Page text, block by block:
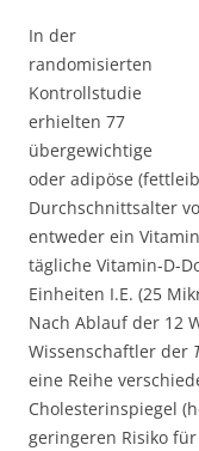
In der
randomisierten
Kontrollstudie
erhielten 77
übergewichtige
oder adipöse
Durchschnittsalter
entweder ein
tägliche Vitamin-D-
Einheiten I.E. (25
Nach Ablauf der 12
Wissenschaftler der
eine Reihe
Cholesterinspiegel
geringeren Risiko